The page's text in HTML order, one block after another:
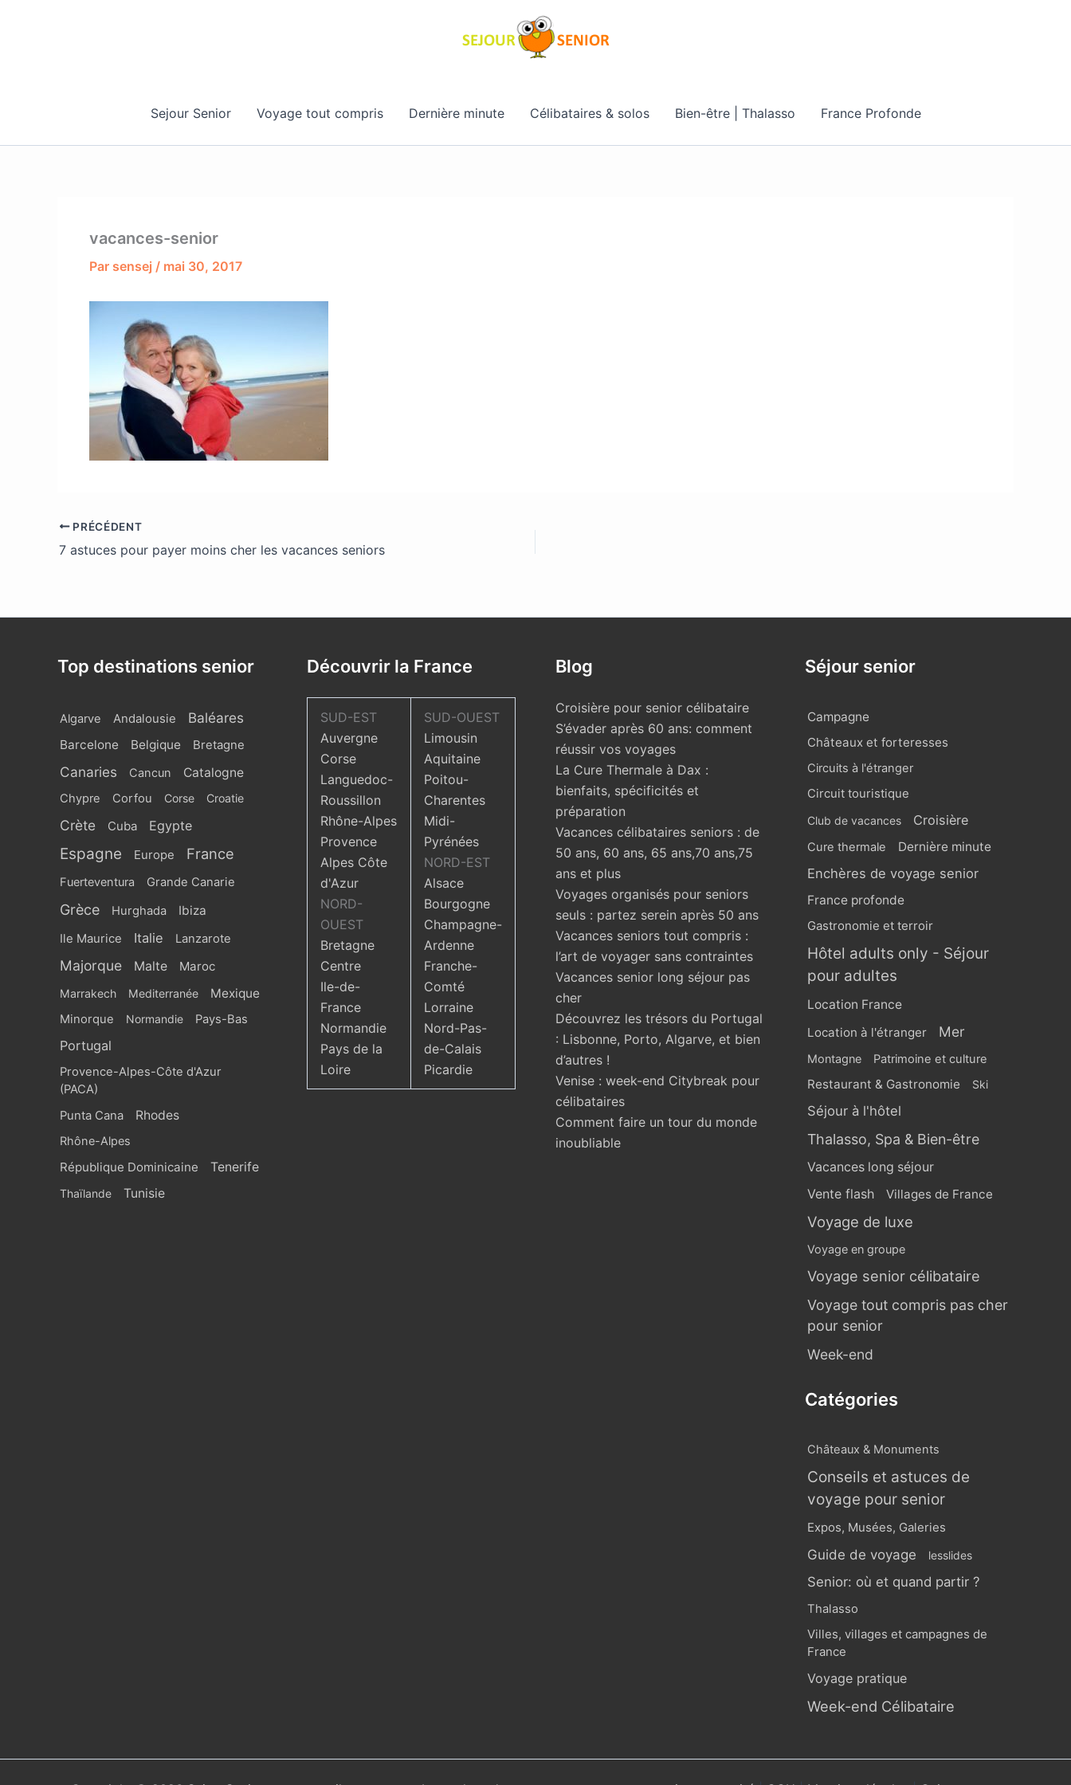
Sejour Senior Voyage tout compris Dernière minute Célibataires & solos Bien-être | Thalasso France Profonde
vacances-senior
Par sensej / mai 30, 2017
PRÉCÉDENT
7 astuces pour payer moins cher les vacances seniors
Top destinations senior
Algarve Andalousie Baléares
Barcelone Belgique Bretagne
Canaries Cancun Catalogne
Chypre Corfou Corse Croatie
Crète Cuba Egypte
Espagne Europe France
Fuerteventura Grande Canarie
Grèce Hurghada Ibiza
Ile Maurice Italie Lanzarote
Majorque Malte Maroc
Marrakech Mediterranée Mexique
Minorque Normandie Pays-Bas
Portugal
Provence-Alpes-Côte d'Azur
(PACA)
Punta Cana
Rhodes
Rhône-Alpes
République Dominicaine Tenerife
Thaïlande Tunisie
Découvrir la France
SUD-EST
Auvergne
Corse
Languedoc-
Roussillon
Rhône-Alpes
Provence
Alpes Côte
d'Azur
NORD-
OUEST
Bretagne
Centre
Ile-de-
France
Normandie
Pays de la
Loire
SUD-OUEST
Limousin
Aquitaine
Poitou-
Charentes
Midi-
Pyrénées
NORD-EST
Alsace
Bourgogne
Champagne-
Ardenne
Franche-
Comté
Lorraine
Nord-Pas-
de-Calais
Picardie
Blog
Croisière pour senior célibataire
S’évader après 60 ans: comment
réussir vos voyages
La Cure Thermale à Dax :
bienfaits, spécificités et
préparation
Vacances célibataires seniors : de
50 ans, 60 ans, 65 ans,70 ans,75
ans et plus
Voyages organisés pour seniors
seuls : partez serein après 50 ans
Vacances seniors tout compris :
l’art de voyager sans contraintes
Vacances senior long séjour pas
cher
Découvrez les trésors du Portugal
: Lisbonne, Porto, Algarve, et bien
d’autres !
Venise : week-end Citybreak pour
célibataires
Comment faire un tour du monde
inoubliable
Séjour senior
Campagne
Châteaux et forteresses
Circuits à l'étranger
Circuit touristique
Club de vacances Croisière
Cure thermale Dernière minute
Enchères de voyage senior
France profonde
Gastronomie et terroir
Hôtel adults only - Séjour
pour adultes
Location France
Location à l'étranger
Mer
Montagne Patrimoine et culture
Restaurant & Gastronomie Ski
Séjour à l'hôtel
Thalasso, Spa & Bien-être
Vacances long séjour
Vente flash Villages de France
Voyage de luxe
Voyage en groupe
Voyage senior célibataire
Voyage tout compris pas cher
pour senior
Week-end
Catégories
Châteaux & Monuments
Conseils et astuces de
voyage pour senior
Expos, Musées, Galeries
Guide de voyage lesslides
Senior: où et quand partir ?
Thalasso
Villes, villages et campagnes de
France
Voyage pratique
Week-end Célibataire